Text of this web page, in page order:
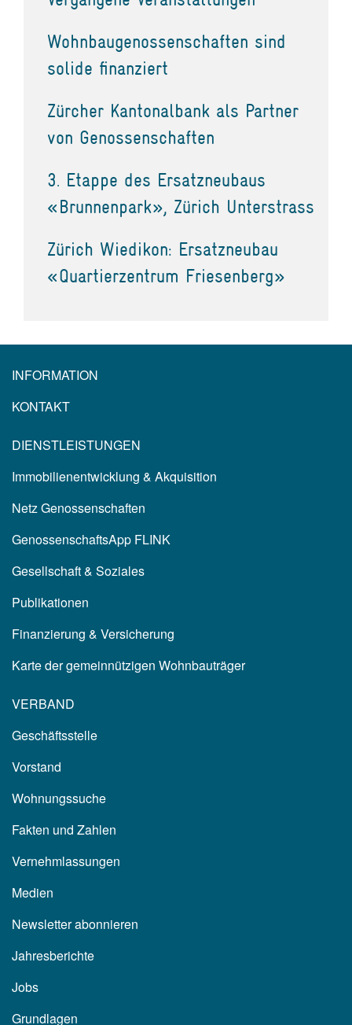
Wohnbaugenossenschaften sind
solide finanziert
Zürcher Kantonalbank als Partner
von Genossenschaften
3. Etappe des Ersatzneubaus
«Brunnenpark», Zürich Unterstrass
Zürich Wiedikon: Ersatzneubau
«Quartierzentrum Friesenberg»
INFORMATION
KONTAKT
DIENSTLEISTUNGEN
Immobilienentwicklung & Akquisition
Netz Genossenschaften
GenossenschaftsApp FLINK
Gesellschaft & Soziales
Publikationen
Finanzierung & Versicherung
Karte der gemeinnützigen Wohnbauträger
VERBAND
Geschäftsstelle
Vorstand
Wohnungssuche
Fakten und Zahlen
Vernehmlassungen
Medien
Newsletter abonnieren
Jahresberichte
Jobs
Grundlagen